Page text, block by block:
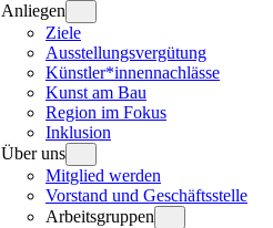
Anliegen
Ziele
Ausstellungsvergütung
Künstler*innennachlässe
Kunst am Bau
Region im Fokus
Inklusion
Über uns
Mitglied werden
Vorstand und Geschäftsstelle
Arbeitsgruppen